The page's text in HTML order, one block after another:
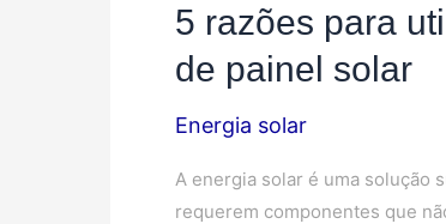
5 razões para
de painel solar
Energia solar
A energia solar é uma solução
requerem componentes que